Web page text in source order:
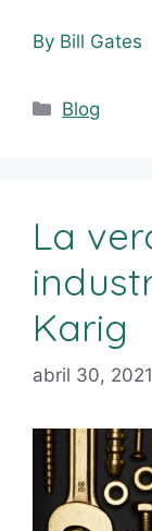
By Bill Gates
Blog
La
Karig
abril 30, 2021